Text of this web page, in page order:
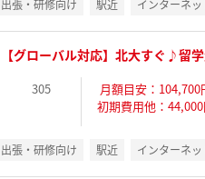
出張・研修向け 駅近 インターネ
【グローバル対応】北大すぐ♪留
305
月額目安：104,700
初期費用他：
出張・研修向け 駅近 インターネ